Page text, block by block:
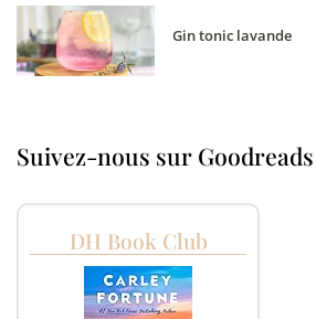
Gin tonic lavande
Suivez-nous sur Goodreads
DH Book Club